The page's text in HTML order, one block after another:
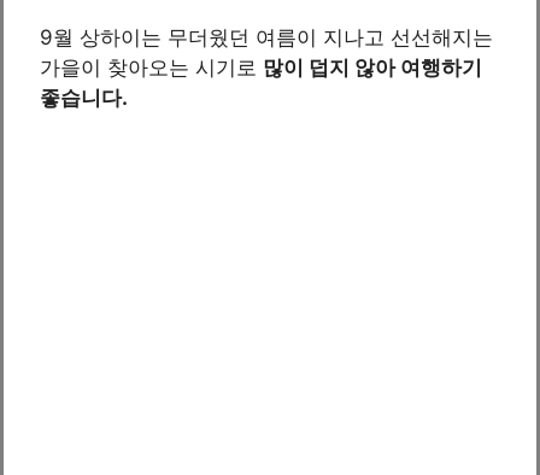
9월 상하이는 무더웠던 여름이 지나고 선선해지는
가을이 찾아오는 시기로 많이 덥지 않아 여행하기
좋습니다.